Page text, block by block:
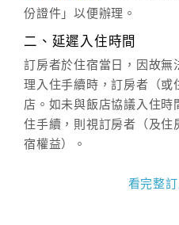
六、聯絡方式
(07)9682715 。
份證件」以便辦理。
二、延遲入住時間
訂房者於住宿當日，因故無
理入住手續時，訂房者（或
店。如未與飯店協議入住時
住手續，則視訂房者（及住
宿權益）。
看完整